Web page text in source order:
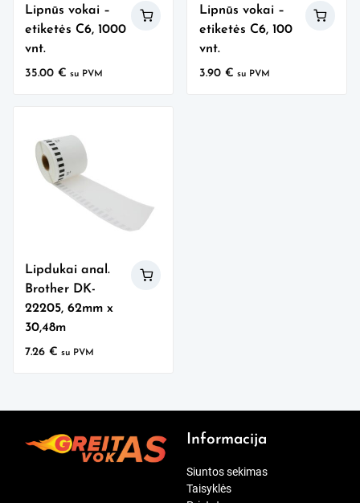
Lipnūs vokai –
etiketės C6, 1000
vnt.
35.00€ su PVM
Lipnūs vokai –
etiketės C6, 100
vnt.
3.90 € su PVM
Lipdukai anal.
Brother DK-
22205, 62mm x
30,48m
7.26€ su PVM
Informacija
Siuntos sekimas
Taisyklės